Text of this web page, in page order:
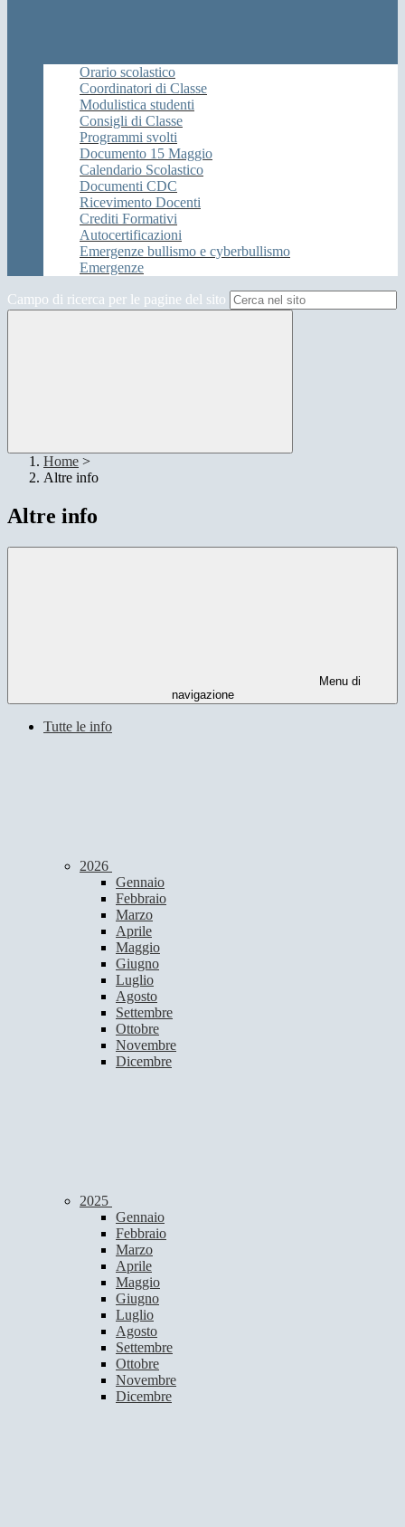
Orario scolastico
Coordinatori di Classe
Modulistica studenti
Consigli di Classe
Programmi svolti
Documento 15 Maggio
Calendario Scolastico
Documenti CDC
Ricevimento Docenti
Crediti Formativi
Autocertificazioni
Emergenze bullismo e cyberbullismo
Emergenze
Campo di ricerca per le pagine del sito
Home >
Altre info
Altre info
Menu di
navigazione
Tutte le info
2026
Gennaio
Febbraio
Marzo
Aprile
Maggio
Giugno
Luglio
Agosto
Settembre
Ottobre
Novembre
Dicembre
2025
Gennaio
Febbraio
Marzo
Aprile
Maggio
Giugno
Luglio
Agosto
Settembre
Ottobre
Novembre
Dicembre